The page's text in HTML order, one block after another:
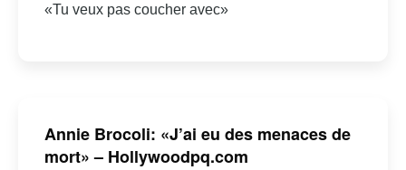
«Tu veux pas coucher avec»
Annie Brocoli: «J’ai eu des menaces de
mort» – Hollywoodpq.com